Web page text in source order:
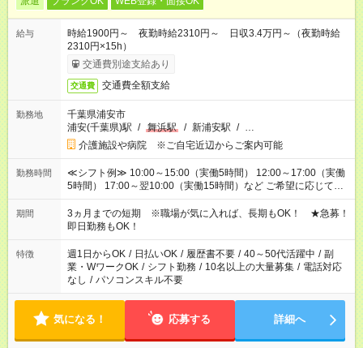
給与
時給1900円～ 夜勤時給2310円～ 日収3.4万円～（夜勤時給
2310円×15h）
交通費別途支給あり
交通費 交通費全額支給
勤務地
千葉県浦安市
浦安(千葉県)駅 / 舞浜駅 / 新浦安駅 / …
介護施設や病院 ※ご自宅近辺からご案内可能
勤務時間
≪シフト例≫ 10:00～15:00（実働5時間） 12:00～17:00（実働
5時間） 17:00～翌10:00（実働15時間）など ご希望に応じて、
働く時間は調整できます！ お気軽に担当へ相談ください！
期間
3ヵ月までの短期 ※職場が気に入れば、長期もOK！ ★急募！
即日勤務もOK！
特徴 週1日からOK / 日払いOK / 履歴書不要 / 40～50代活躍中 / 副
業・WワークOK / シフト勤務 / 10名以上の大量募集 / 電話対応
なし / パソコンスキル不要
気になる！ 応募する 詳細へ